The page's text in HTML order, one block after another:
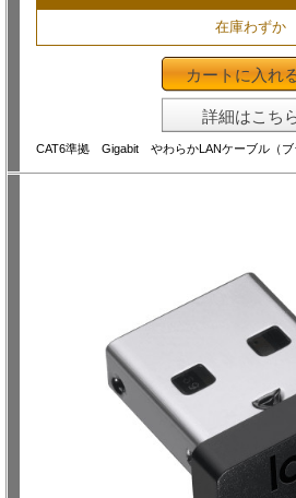
在庫わずか
カートに入れ
詳細はこち
CAT6準拠 Gigabit やわらかLANケーブル（ブ